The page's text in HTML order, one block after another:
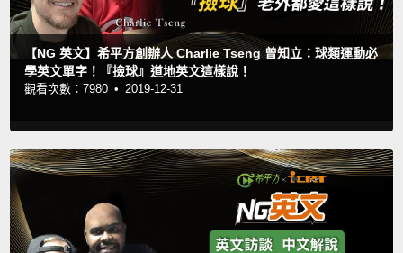
【NG 英文】希平方創辦人 Charlie Tseng 曾知立：球類運動必
學英文單字！『撿球』道地英文這樣說！
觀看次數：7980 • 2019-12-31